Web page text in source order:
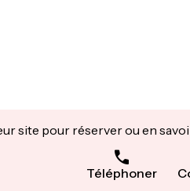
site pour réserver ou en
Téléphoner